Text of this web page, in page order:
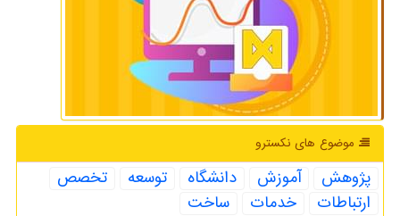
موضوع های نكسترو
پژوهش آموزش دانشگاه توسعه
تخصص
ارتباطات
خدمات ساخت